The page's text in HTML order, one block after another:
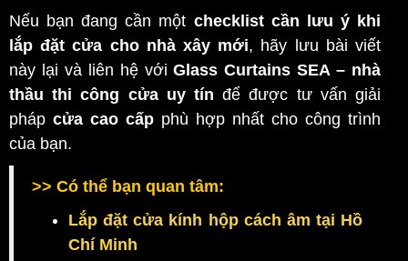
Nếu bạn đang cần một checklist cần lưu ý khi
lắp đặt cửa cho nhà xây mới, hãy lưu bài viết
này lại và liên hệ vớiGlass Curtains SEA – nhà
thầu thi công cửa uy tín để được tư vấn giải
pháp cửa cao cấp phù hợp nhất cho công trình
của bạn.
>> Có thể bạn quan tâm:
Lắp đặt cửa kính hộp cách âm tại Hồ
Chí Minh